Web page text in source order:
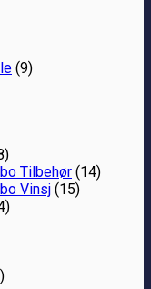
(9)
Tilbehør (14)
Vinsj (15)